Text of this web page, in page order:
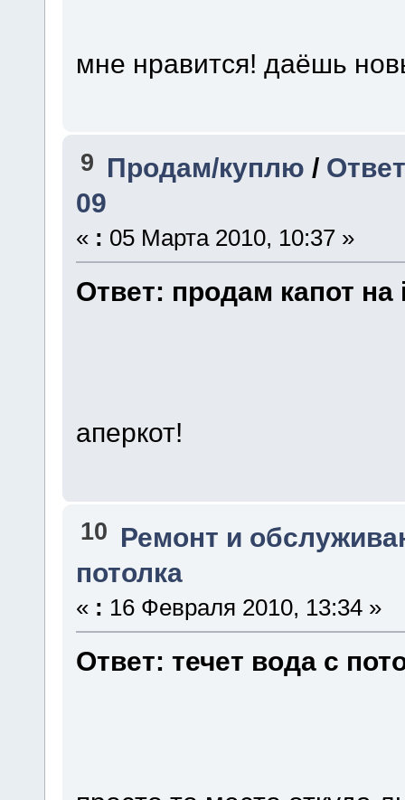
мне нравится! даёшь
9 Продам/куплю /
09
« : 05 Марта 2010, 10:37 »
Ответ: продам капот на
аперкот!
10 Ремонт и
потолка
« : 16 Февраля 2010, 13:34 »
Ответ: течет вода с